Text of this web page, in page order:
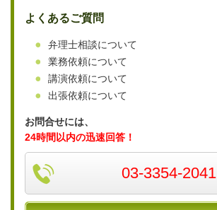
よくあるご質問
弁理士相談について
業務依頼について
講演依頼について
出張依頼について
お問合せには、
24時間以内の迅速回答！
03-3354-2041